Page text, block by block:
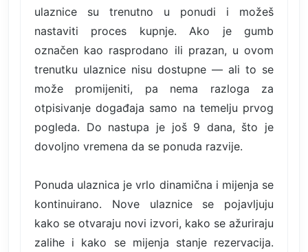
ulaznice su trenutno u ponudi i možeš
nastaviti proces kupnje. Ako je gumb
označen kao rasprodano ili prazan, u ovom
trenutku ulaznice nisu dostupne — ali to se
može promijeniti, pa nema razloga za
otpisivanje događaja samo na temelju prvog
pogleda. Do nastupa je još 9 dana, što je
dovoljno vremena da se ponuda razvije.
Ponuda ulaznica je vrlo dinamična i mijenja se
kontinuirano. Nove ulaznice se pojavljuju
kako se otvaraju novi izvori, kako se ažuriraju
zalihe i kako se mijenja stanje rezervacija.